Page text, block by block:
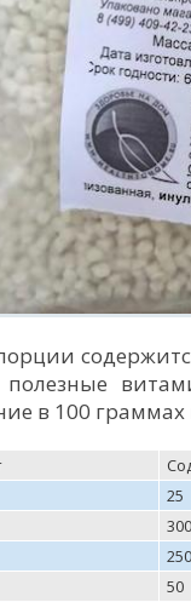
в 100
25
300
250
50